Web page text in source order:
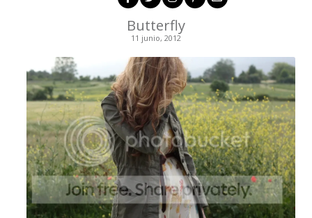
Butterfly
11 junio, 2012